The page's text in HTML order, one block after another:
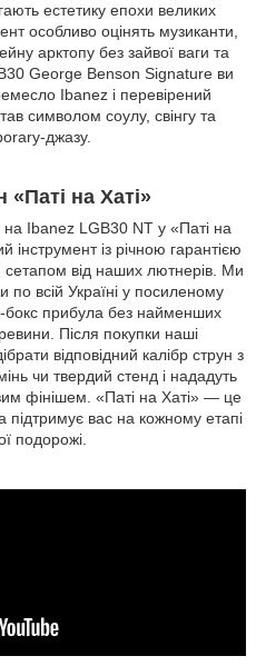
естетику епохи великих
особливо оцінять музиканти,
арктопу без зайвої ваги та
George Benson Signature ви
Ibanez і перевірений
символом соулу, свінгу та
джазу.
«Паті на Хаті»
Ibanez LGB30 NT у «Паті на
інструмент із річною гарантією
від наших лютнерів. Ми
по всій Україні у посиленому
бокс прибула без найменших
Після покупки наші
відповідний калібр струн з
чи твердий стенд і нададуть
фінішем. «Паті на Хаті» — це
підтримує вас на кожному етапі
подорожі.